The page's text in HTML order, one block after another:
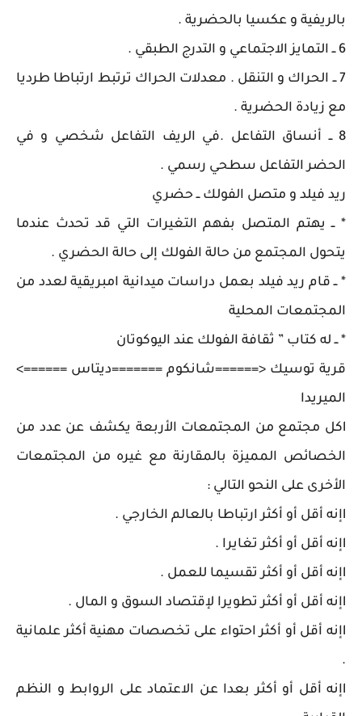
بالريفية و عكسيا بالحضرية .
6 ــ التمايز الاجتماعي و التدرج الطبقي .
7 ــ الحراك و التنقل . معدلات الحراك ترتبط ارتباطا طرديا
مع زيادة الحضرية .
8 ــ أنساق التفاعل .في الريف التفاعل شخصي و في
الحضر التفاعل سطحي رسمي .
ريد فيلد و متصل الفولك ــ حضري
* ــ يهتم المتصل بفهم التغيرات التي قد تحدث عندما
يتحول المجتمع من حالة الفولك إلى حالة الحضري .
* ــ قام ريد فيلد بعمل دراسات ميدانية امبريقية لعدد من
المجتمعات المحلية
* ــ له كتاب ” ثقافة الفولك عند اليوكوتان
قرية توسيك <======شانكوم =======ديتاس ======>
الميريدا
lكل مجتمع من المجتمعات الأربعة يكشف عن عدد من
الخصائص المميزة بالمقارنة مع غيره من المجتمعات
الأخرى على النحو التالي :
lإنه أقل أو أكثر ارتباطا بالعالم الخارجي .
lإنه أقل أو أكثر تغايرا .
lإنه أقل أو أكثر تقسيما للعمل .
lإنه أقل أو أكثر تطويرا لإقتصاد السوق و المال .
lإنه أقل أو أكثر احتواء على تخصصات مهنية أكثر علمانية
.
lإنه أقل أو أكثر بعدا عن الاعتماد على الروابط و النظم